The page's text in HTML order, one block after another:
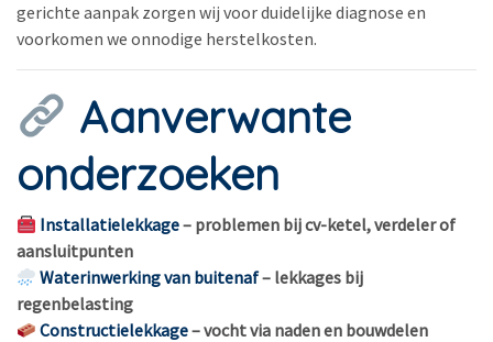
gerichte aanpak zorgen wij voor duidelijke diagnose en
voorkomen we onnodige herstelkosten.
Aanverwante
onderzoeken
Installatielekkage– problemen bij cv-ketel, verdeler of
aansluitpunten
Waterinwerking van buitenaf– lekkages bij
regenbelasting
Constructielekkage– vocht via naden en bouwdelen